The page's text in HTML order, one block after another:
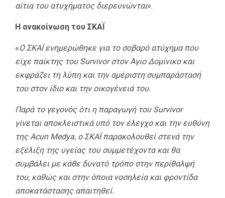
αίτια του ατυχήματος διερευνώνται».
Η ανακοίνωση του ΣΚΑΪ
«Ο ΣΚΑΪ ενημερώθηκε για το σοβαρό ατύχημα που
είχε παίκτης του Survivor στον Άγιο Δομίνικο και
εκφράζει τη λύπη και την αμέριστη συμπαράστασή
του στον ίδιο και την οικογένειά του.
Παρά το γεγονός ότι η παραγωγή του Survivor
γίνεται αποκλειστικά υπό τον έλεγχο και την ευθύνη
της Acun Medya, ο ΣΚΑΪ παρακολουθεί στενά την
εξέλιξη της υγείας του συμμετέχοντα και θα
συμβάλει με κάθε δυνατό τρόπο στην περίθαλψή
του, καθώς και στην όποια νοσηλεία και φροντίδα
αποκατάστασης απαιτηθεί.